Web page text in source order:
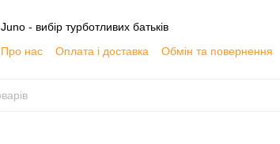
Juno - вибір турботливих батьків
Про нас
Оплата і доставка
Обмін та повернення